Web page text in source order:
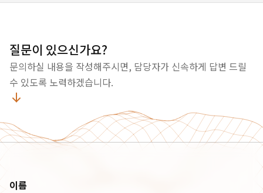
수 있도록 계속해서 함께 걸어가겠습니다.
질문이 있으신가요?
문의하실 내용을 작성해주시면, 담당자가 신속하게 답변 드릴
수 있도록 노력하겠습니다.
이름